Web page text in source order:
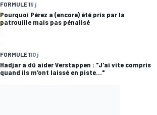
FORMULE 19 j
Pourquoi Pérez a (encore) été pris par la
patrouille mais pas pénalisé
FORMULE 110 j
Hadjar a dû aider Verstappen : "J'ai vite compris
quand ils m'ont laissé en piste..."